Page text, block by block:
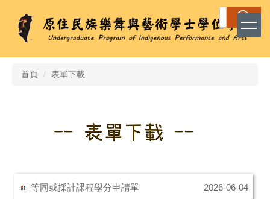
內
搜尋
首頁 表單下載
等同或採計課程學分申請單 2026-06-04